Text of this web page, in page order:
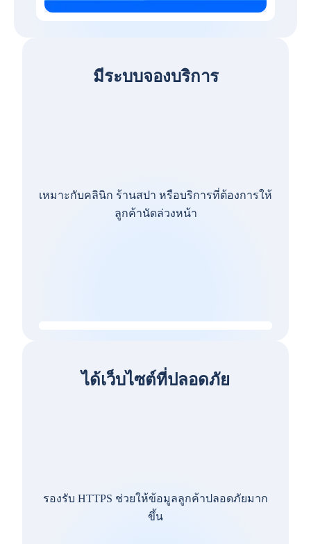
มีระบบจองบริการ
เหมาะกับคลินิก ร้านสปา หรือบริการที่ต้องการให้
ลูกค้านัดล่วงหน้า
ได้เว็บไซต์ที่ปลอดภัย
รองรับ HTTPS ช่วยให้ข้อมูลลูกค้าปลอดภัยมาก
ขึ้น